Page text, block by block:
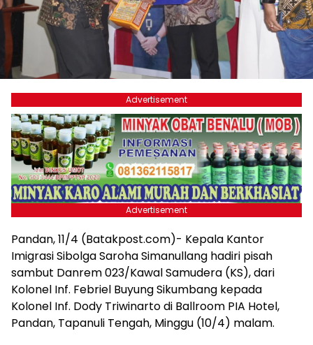
Advertisement
Advertisement
Pandan, 11/4 (Batakpost.com)- Kepala Kantor
Imigrasi Sibolga Saroha Simanullang hadiri pisah
sambut Danrem 023/Kawal Samudera (KS), dari
Kolonel Inf. Febriel Buyung Sikumbang kepada
Kolonel Inf. Dody Triwinarto di Ballroom PIA Hotel,
Pandan, Tapanuli Tengah, Minggu (10/4) malam.